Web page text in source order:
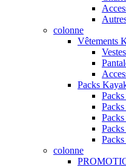
colonne
Vêtements
Packs
colonne